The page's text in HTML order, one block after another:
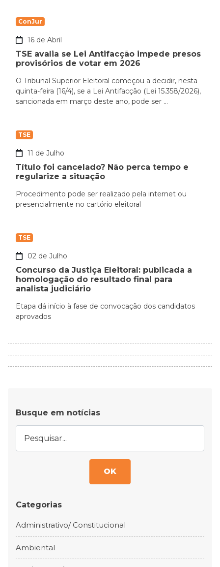
ConJur
16 de Abril
TSE avalia se Lei Antifacção impede presos
provisórios de votar em 2026
O Tribunal Superior Eleitoral começou a decidir, nesta
quinta-feira (16/4), se a Lei Antifacção (Lei 15.358/2026),
sancionada em março deste ano, pode ser ...
TSE
11 de Julho
Título foi cancelado? Não perca tempo e
regularize a situação
Procedimento pode ser realizado pela internet ou
presencialmente no cartório eleitoral
TSE
02 de Julho
Concurso da Justiça Eleitoral: publicada a
homologação do resultado final para
analista judiciário
Etapa dá início à fase de convocação dos candidatos
aprovados
Busque em notícias
OK
Categorias
Administrativo/ Constitucional
Ambiental